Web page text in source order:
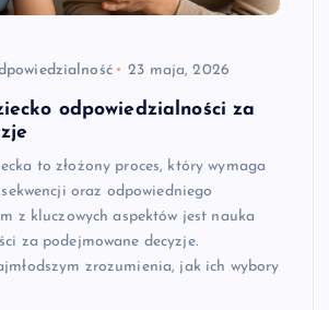
23 maja, 2026
odpowiedzialności za
to złożony proces, który wymaga
oraz odpowiedniego
z kluczowych aspektów jest nauka
za podejmowane decyzje.
zrozumienia, jak ich wybory